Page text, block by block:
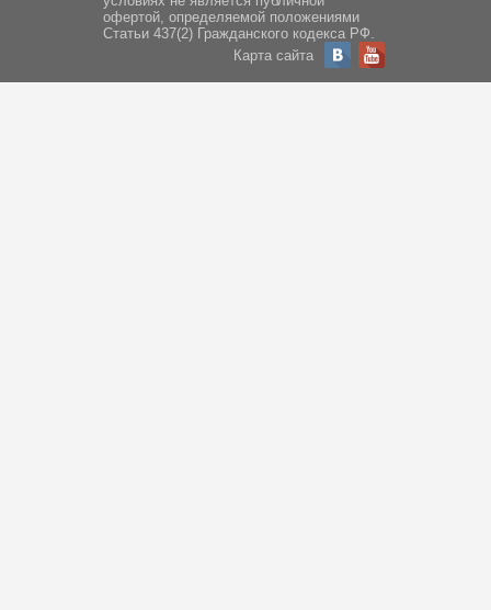
офертой, определяемой положениями
Статьи 437(2) Гражданского кодекса РФ.
Карта сайта